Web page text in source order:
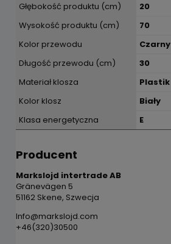
Głębokość produktu (cm)
20
Wysokość produktu (cm)
70
Kolor przewodu
Czarny
Długość przewodu (cm)
30
Materiał klosza
Plastik
Kolor klosz
Biały
Klasa energetyczna
E
Producent
Markslojd intertrade AB
Gränevägen 5
51162 Skene, Szwecja
Info@markslojd.com
+46(320)30500